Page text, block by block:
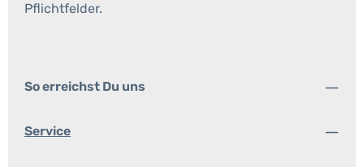
Pflichtfelder.
So erreichst Du uns
Service